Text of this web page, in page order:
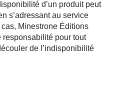
d’un produit peut
s’adressant au service
Minestrone Éditions
pour tout
de l’indisponibilité